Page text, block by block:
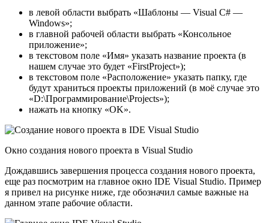
в левой области выбрать «Шаблоны — Visual C# —
Windows»;
в главной рабочей области выбрать «Консольное
приложение»;
в текстовом поле «Имя» указать название проекта (в
нашем случае это будет «FirstProject»);
в текстовом поле «Расположение» указать папку, где
будут храниться проекты приложений (в моё случае это
«D:\Программирование\Projects»);
нажать на кнопку «OK».
Окно создания нового проекта в Visual Studio
Дождавшись завершения процесса создания нового проекта,
еще раз посмотрим на главное окно IDE Visual Studio. Пример
я привел на рисунке ниже, где обозначил самые важные на
данном этапе рабочие области.